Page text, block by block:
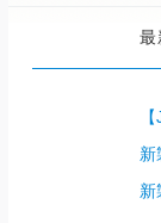
最
新
新